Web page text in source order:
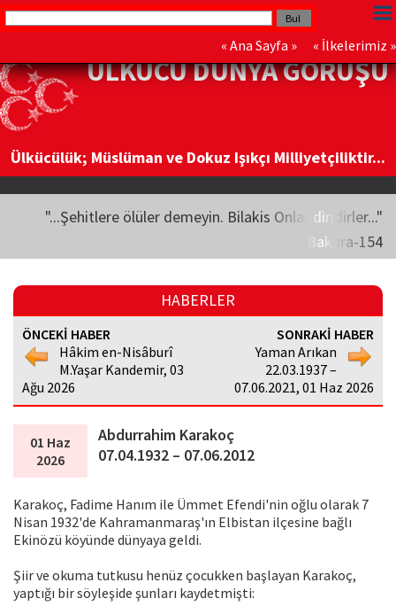
« Ana Sayfa » « İlkelerimiz »
ÜLKÜCÜ DÜNYA GÖRÜŞÜ
Ülkücülük; Müslüman ve Dokuz Işıkçı Milliyetçiliktir...
"...Şehitlere ölüler demeyin. Bilakis Onlar diridirler..."
Bakara-154
HABERLER
ÖNCEKİ HABER
Hâkim en-Nisâburî
M.Yaşar Kandemir, 03
Ağu 2026
SONRAKİ HABER
Yaman Arıkan
22.03.1937 –
07.06.2021, 01 Haz 2026
01 Haz
2026
Abdurrahim Karakoç
07.04.1932 – 07.06.2012
Karakoç, Fadime Hanım ile Ümmet Efendi'nin oğlu olarak 7
Nisan 1932'de Kahramanmaraş'ın Elbistan ilçesine bağlı
Ekinözü köyünde dünyaya geldi.
Şiir ve okuma tutkusu henüz çocukken başlayan Karakoç,
yaptığı bir söyleşide şunları kaydetmişti: